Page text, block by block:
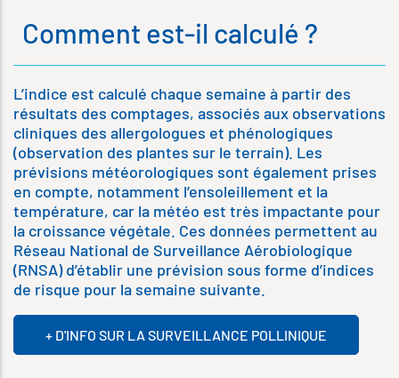
Comment est-il calculé ?
L’indice est calculé chaque semaine à partir des
résultats des comptages, associés aux observations
cliniques des allergologues et phénologiques
(observation des plantes sur le terrain). Les
prévisions météorologiques sont également prises
en compte, notamment l’ensoleillement et la
température, car la météo est très impactante pour
la croissance végétale. Ces données permettent au
Réseau National de Surveillance Aérobiologique
(RNSA) d’établir une prévision sous forme d’indices
de risque pour la semaine suivante.
+ D'INFO SUR LA SURVEILLANCE POLLINIQUE